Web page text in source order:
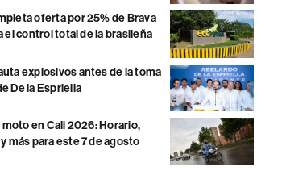
oferta por 25% de Brava
el control total de la brasileña
explosivos antes de la toma
De la Espriella
moto en Cali 2026: Horario,
más para este 7 de agosto